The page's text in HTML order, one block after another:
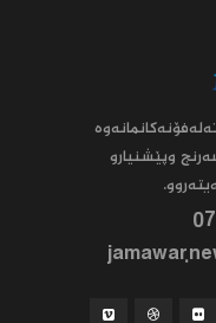
وپێشنیارو